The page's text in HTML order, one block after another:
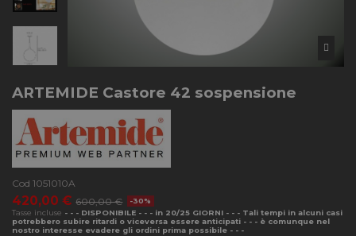
ARTEMIDE Castore 42 sospensione
Cod 1051010A
420,00 € 600,00 €
-30%
Tasse incluse - - - DISPONIBILE - - - in 20/25 GIORNI - - - Tali tempi in alcuni casi
potrebbero subire ritardi o viceversa essere anticipati - - - è comunque nel
nostro interesse evadere gli ordini prima possibile - - -